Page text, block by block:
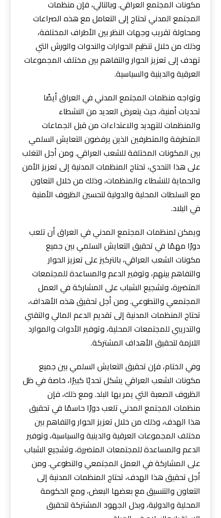
مكونات المجتمع العراقي. وبالتالي، فإن منظمات
المجتمع المدني تحتاج إلى التعامل مع هذه الصراعات
ومحاولة تقريب وجهات النظر بين الأطراف المختلفة،
وذلك من خلال تنظيم الحوارات والندوات والورش التي
تهدف إلى تعزيز الحوار والتفاهم بين مختلف المجموعات
العرقية والدينية والسياسية.
وتواجه منظمات المجتمع المدني في العراق أيضًا
تحديات أمنية، حيث يتعرض العديد من النشطاء
والمنظمات للتهديد والاعتداءات من قبل الجماعات
المتطرفة والمتطرفين الذين يرفضون التعايش السلمي
بين المكونات المختلفة للشعب العراقي. ومن أجل التغلب
على هذا التحدي، تحتاج المنظمات المدنية إلى تعزيز الأمن
والحماية للنشطاء والمنظمات، وذلك من خلال التعاون
مع السلطات المحلية والدولية لتحسين الظروف الأمنية
في البلاد.
ويمكن لمنظمات المجتمع المدني في العراق أن تلعب
دورًا مهمًا في تحقيق التعايش السلمي بين جميع
مكونات الشعب العراقي، بالتركيز على تعزيز الحوار
والتفاهم بينهم، وتوفير الدعم والمساعدة للمجتمعات
المتضررة، وتشجيع الشباب على المشاركة في العمل
المجتمعي والتطوعي. ومن أجل تحقيق هذه الأهداف،
تحتاج المنظمات المدنية إلى تقديم الدعم المالي والتقني
والتدريبي للمجتمعات المحلية، وتوفير الأدوات والموارد
اللازمة لتحقيق الأهداف المشتركة.
وفي الختام، فإن تحقيق التعايش السلمي بين جميع
مكونات الشعب العراقي يشكل تحديًا كبيرًا، خاصة في ظل
الظروف الصعبة التي يمر بها البلد. ومع ذلك، فإن
منظمات المجتمع المدني تلعب دورًا حاسمًا في تحقيق
هذا الهدف، وذلك من خلال تعزيز الحوار والتفاهم بين
مختلف المجموعات العرقية والدينية والسياسية، وتوفير
الدعم والمساعدة للمجتمعات المتضررة، وتشجيع الشباب
على المشاركة في العمل المجتمعي والتطوعي. ومن
أجل تحقيق هذا الهدف، تحتاج المنظمات المدنية إلى
التعاون والتنسيق مع بعضها البعض، ومع الحكومة
المحلية والدولية، وبذل الجهود المشتركة لتحقيق